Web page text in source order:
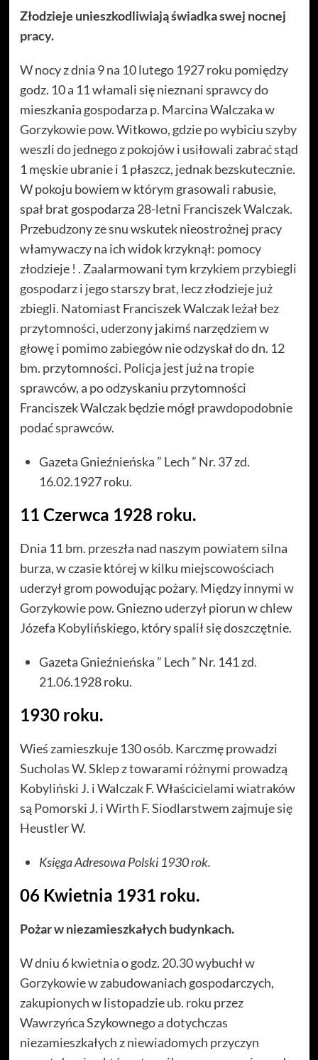
Złodzieje unieszkodliwiają świadka swej nocnej
pracy.
W nocy z dnia 9 na 10 lutego 1927 roku pomiędzy
godz. 10 a 11 włamali się nieznani sprawcy do
mieszkania gospodarza p. Marcina Walczaka w
Gorzykowie pow. Witkowo, gdzie po wybiciu szyby
weszli do jednego z pokojów i usiłowali zabrać stąd
1 męskie ubranie i 1 płaszcz, jednak bezskutecznie.
W pokoju bowiem w którym grasowali rabusie,
spał brat gospodarza 28-letni Franciszek Walczak.
Przebudzony ze snu wskutek nieostrożnej pracy
włamywaczy na ich widok krzyknął: pomocy
złodzieje ! . Zaalarmowani tym krzykiem przybiegli
gospodarz i jego starszy brat, lecz złodzieje już
zbiegli. Natomiast Franciszek Walczak leżał bez
przytomności, uderzony jakimś narzędziem w
głowę i pomimo zabiegów nie odzyskał do dn. 12
bm. przytomności. Policja jest już na tropie
sprawców, a po odzyskaniu przytomności
Franciszek Walczak będzie mógł prawdopodobnie
podać sprawców.
Gazeta Gnieźnieńska ” Lech ” Nr. 37 zd.
16.02.1927 roku.
11 Czerwca 1928 roku.
Dnia 11 bm. przeszła nad naszym powiatem silna
burza, w czasie której w kilku miejscowościach
uderzył grom powodując pożary. Między innymi w
Gorzykowie pow. Gniezno uderzył piorun w chlew
Józefa Kobylińskiego, który spalił się doszczętnie.
Gazeta Gnieźnieńska ” Lech ” Nr. 141 zd.
21.06.1928 roku.
1930 roku.
Wieś zamieszkuje 130 osób. Karczmę prowadzi
Sucholas W. Sklep z towarami różnymi prowadzą
Kobyliński J. i Walczak F. Właścicielami wiatraków
są Pomorski J. i Wirth F. Siodlarstwem zajmuje się
Heustler W.
Księga Adresowa Polski 1930 rok.
06 Kwietnia 1931 roku.
Pożar w niezamieszkałych budynkach.
W dniu 6 kwietnia o godz. 20.30 wybuchł w
Gorzykowie w zabudowaniach gospodarczych,
zakupionych w listopadzie ub. roku przez
Wawrzyńca Szykownego a dotychczas
niezamieszkałych z niewiadomych przyczyn